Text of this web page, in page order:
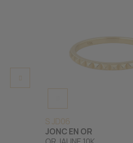
S JD06
JONC EN OR